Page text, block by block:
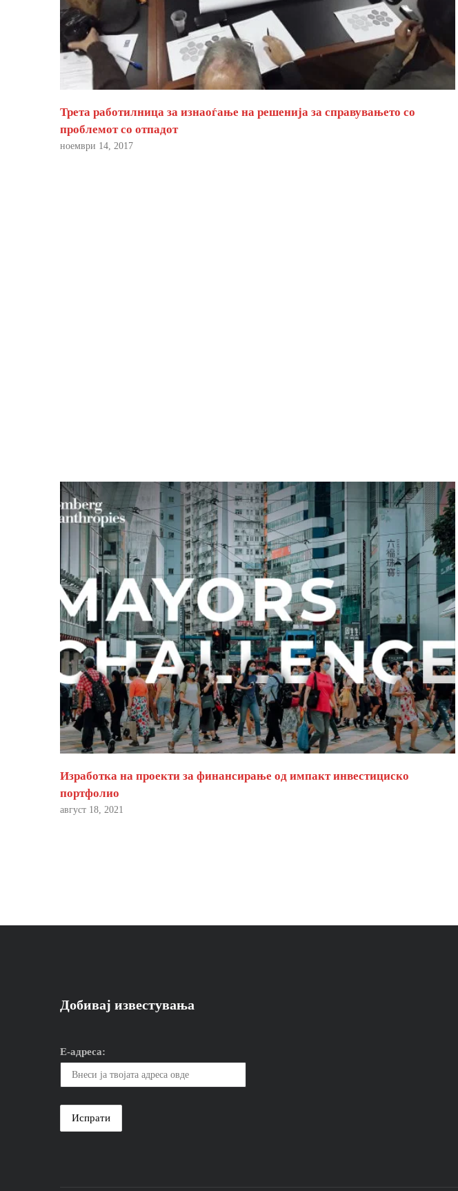
Трета работилница за изнаоѓање на решенија за справувањето со
проблемот со отпадот
ноември 14, 2017
Изработка на проекти за финансирање од импакт инвестициско
портфолио
август 18, 2021
Добивај известувања
Е-адреса: